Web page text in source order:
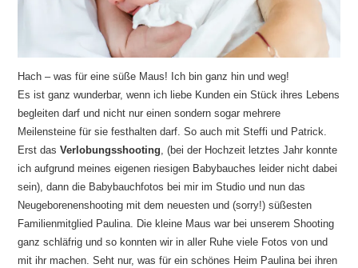
Hach – was für eine süße Maus! Ich bin ganz hin und weg!
Es ist ganz wunderbar, wenn ich liebe Kunden ein Stück ihres Lebens
begleiten darf und nicht nur einen sondern sogar mehrere
Meilensteine für sie festhalten darf. So auch mit Steffi und Patrick.
Erst dasVerlobungsshooting, (bei der Hochzeit letztes Jahr konnte
ich aufgrund meines eigenen riesigen Babybauches leider nicht dabei
sein), dann die Babybauchfotos bei mir im Studio und nun das
Neugeborenenshooting mit dem neuesten und (sorry!) süßesten
Familienmitglied Paulina. Die kleine Maus war bei unserem Shooting
ganz schläfrig und so konnten wir in aller Ruhe viele Fotos von und
mit ihr machen. Seht nur, was für ein schönes Heim Paulina bei ihren